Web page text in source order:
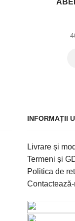
INFORMAȚII
Livrare și
Termeni și
Politica de
Contactează-